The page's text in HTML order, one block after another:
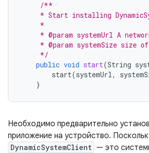
/**
* Start installing
     *
* @param systemUrl A
* @param systemSize size
     */
public void start(String
start(systemUrl,
}
Необходимо предварительно
приложение на устройство.
DynamicSystemClient — это